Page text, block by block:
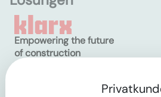
Empowering the future
of construction